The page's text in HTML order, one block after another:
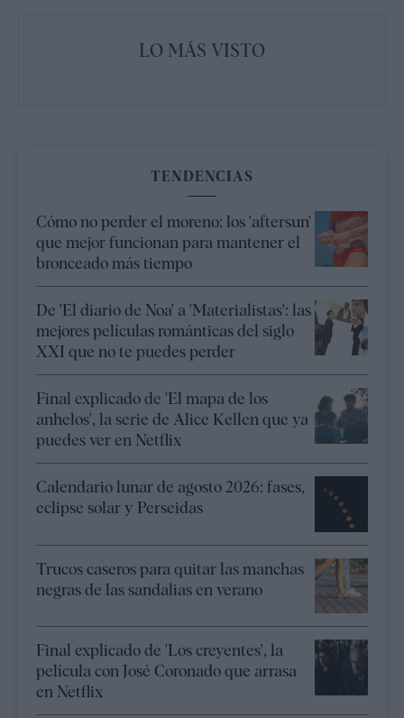
LO MÁS VISTO
TENDENCIAS
Cómo no perder el moreno: los 'aftersun'
que mejor funcionan para mantener el
bronceado más tiempo
De 'El diario de Noa' a 'Materialistas': las
mejores películas románticas del siglo
XXI que no te puedes perder
Final explicado de 'El mapa de los
anhelos', la serie de Alice Kellen que ya
puedes ver en Netflix
Calendario lunar de agosto 2026: fases,
eclipse solar y Perseidas
Trucos caseros para quitar las manchas
negras de las sandalias en verano
Final explicado de 'Los creyentes', la
película con José Coronado que arrasa
en Netflix